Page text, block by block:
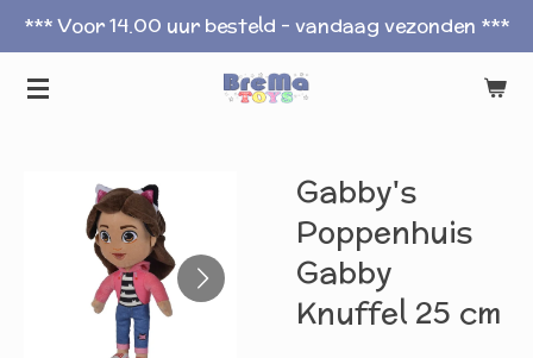
Ga
naar
*** Voor 14.00 uur besteld - vandaag vezonden ***
Gabby's
Poppenhuis
Gabby
Knuffel 25 cm